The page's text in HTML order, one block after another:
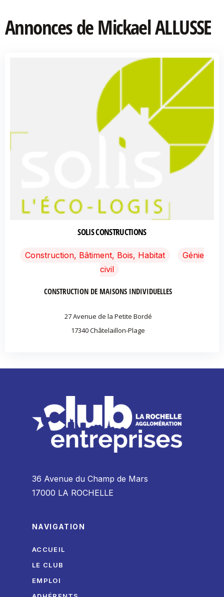
Annonces de Mickael ALLUSSE
SOLIS CONSTRUCTIONS
Construction, Bâtiment, Bois, Habitat
Génie
civil
CONSTRUCTION DE MAISONS INDIVIDUELLES
27 Avenue de la Petite Bordé
17340 Châtelaillon-Plage
36 Avenue du Champ de Mars
17000 LA ROCHELLE
NAVIGATION
ACCUEIL
LE CLUB
EMPLOI